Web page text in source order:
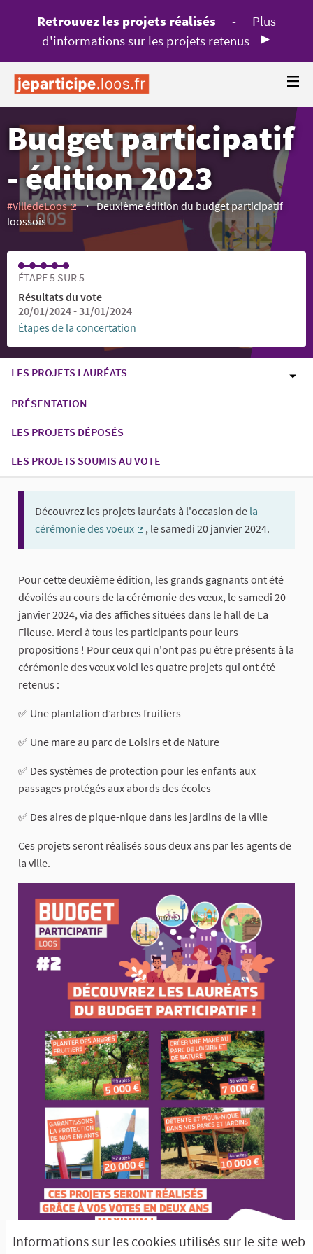
Informations sur les cookies utilisés sur le site web
Retrouvez les projets réalisés -
Plus
d'informations sur les projets retenus
Budget participatif
- édition 2023
#VilledeLoos
Deuxième édition du budget participatif
loossois !
ÉTAPE 5 SUR 5
Résultats du vote
20/01/2024 - 31/01/2024
Étapes de la concertation
LES PROJETS LAURÉATS
PRÉSENTATION
LES PROJETS DÉPOSÉS
LES PROJETS SOUMIS AU VOTE
Découvrez les projets lauréats à l'occasion de la
cérémonie des voeux
, le samedi 20 janvier 2024.
Pour cette deuxième édition, les grands gagnants ont été
dévoilés au cours de la cérémonie des vœux, le samedi 20
janvier 2024, via des affiches situées dans le hall de La
Fileuse. Merci à tous les participants pour leurs
propositions ! Pour ceux qui n'ont pas pu être présents à la
cérémonie des vœux voici les quatre projets qui ont été
retenus :
✅ Une plantation d’arbres fruitiers
✅ Une mare au parc de Loisirs et de Nature
✅ Des systèmes de protection pour les enfants aux
passages protégés aux abords des écoles
✅ Des aires de pique-nique dans les jardins de la ville
Ces projets seront réalisés sous deux ans par les agents de
la ville.